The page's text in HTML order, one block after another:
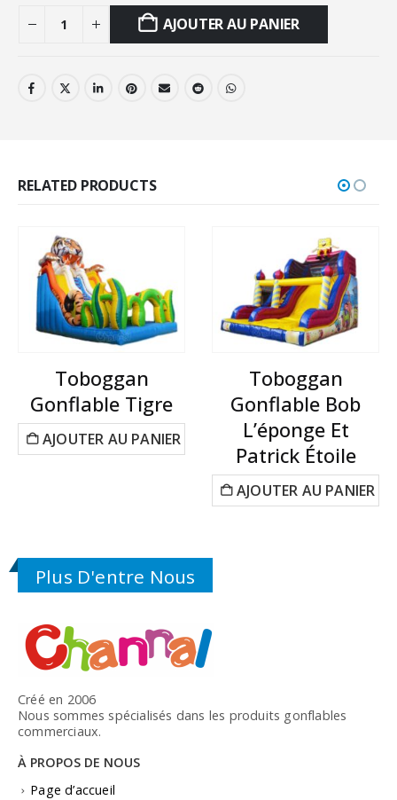
AJOUTER AU PANIER
RELATED PRODUCTS
Toboggan
Gonflable Tigre
AJOUTER AU PANIER
Toboggan
Gonflable Bob
L’éponge Et
Patrick Étoile
AJOUTER AU PANIER
Plus D'entre Nous
Créé en 2006
Nous sommes spécialisés dans les produits gonflables
commerciaux.
À PROPOS DE NOUS
Page d’accueil